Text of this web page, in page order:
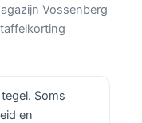
Vossenberg
Soms
en